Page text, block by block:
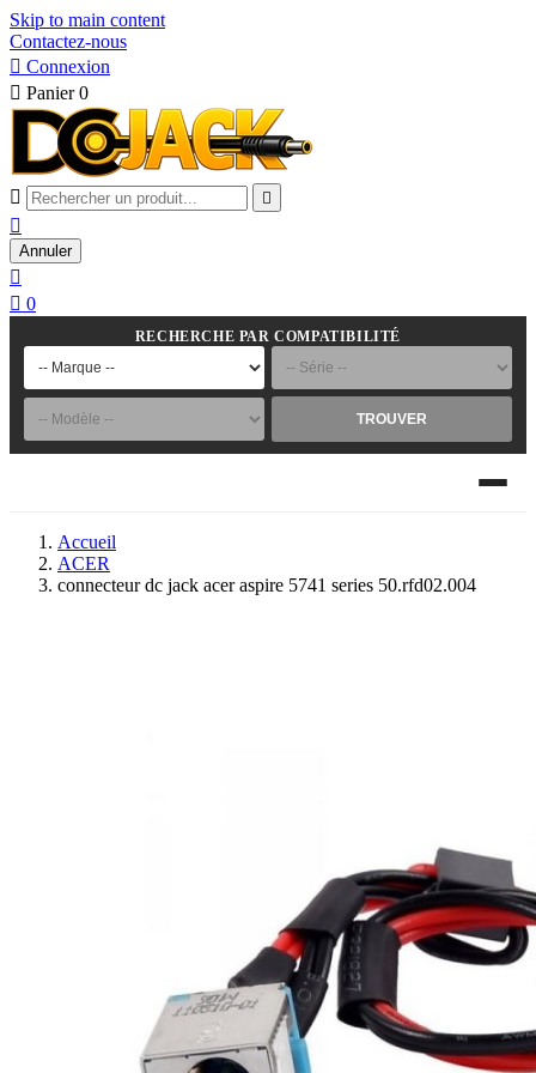
Skip to main content
Contactez-nous
 Connexion
 Panier 0
 

Annuler

 0
RECHERCHE PAR COMPATIBILITÉ
TROUVER
Accueil
ACER
connecteur dc jack acer aspire 5741 series 50.rfd02.004